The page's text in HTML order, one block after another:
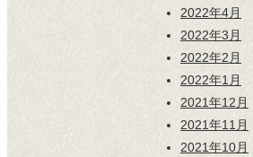
2022年4月
2022年3月
2022年2月
2022年1月
2021年12月
2021年11月
2021年10月